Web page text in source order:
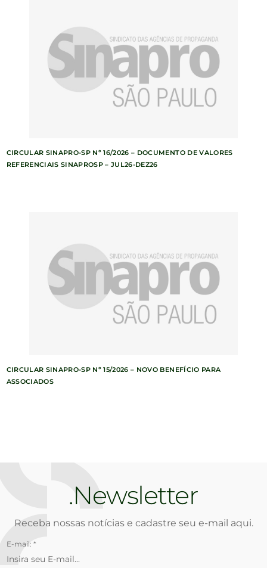
CIRCULAR SINAPRO-SP Nº 16/2026 – DOCUMENTO DE VALORES
REFERENCIAIS SINAPROSP – JUL26-DEZ26
CIRCULAR SINAPRO-SP Nº 15/2026 – NOVO BENEFÍCIO PARA
ASSOCIADOS
Newsletter
Receba nossas notícias e cadastre seu e-mail aqui.
E-mail: *